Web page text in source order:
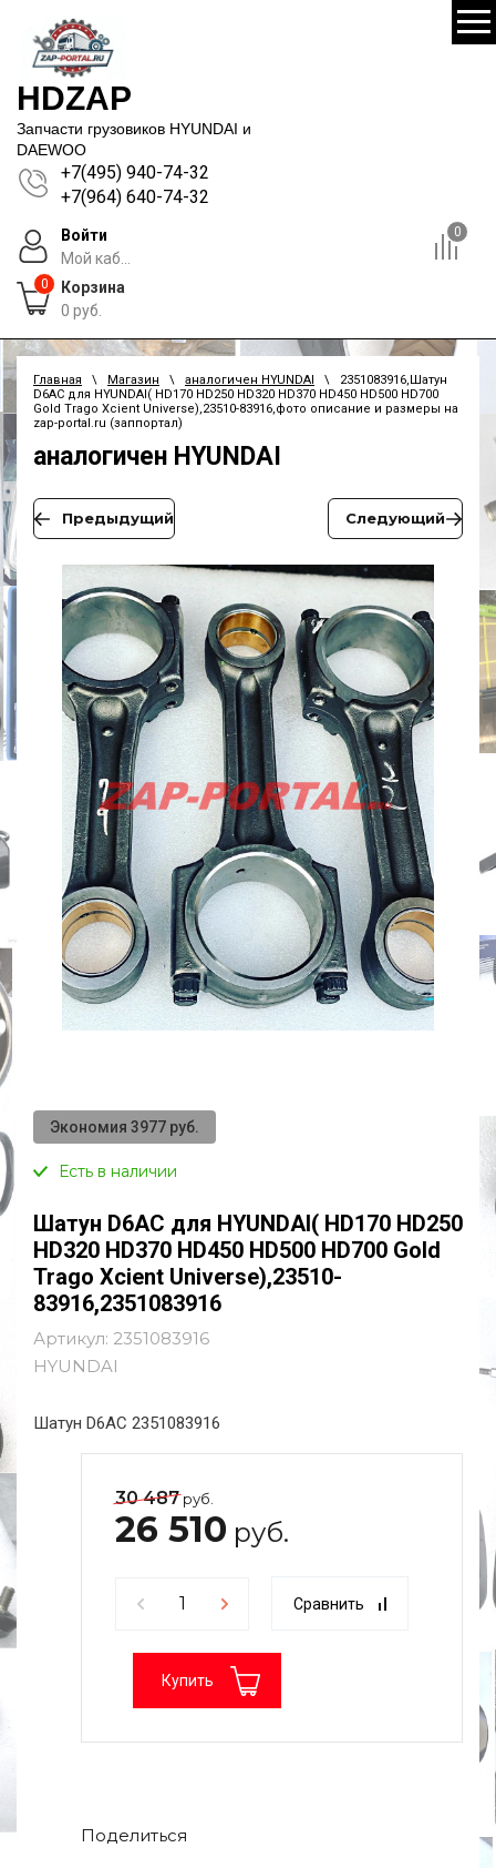
HDZAP
Запчасти грузовиков HYUNDAI и
DAEWOO
+7(495) 940-74-32
+7(964) 640-74-32
Войти
Мой каб...
0
0
Корзина
0 руб.
Главная \ Магазин \ аналогичен HYUNDAI
\ 2351083916,Шатун
D6AC для HYUNDAI( HD170 HD250 HD320 HD370 HD450 HD500 HD700
Gold Trago Xcient Universe),23510-83916,фото описание и размеры на
zap-portal.ru (заппортал)
аналогичен HYUNDAI
Предыдущий Следующий
Экономия 3977 руб.
Есть в наличии
Шатун D6AC для HYUNDAI( HD170 HD250
HD320 HD370 HD450 HD500 HD700 Gold
Trago Xcient Universe),23510-
83916,2351083916
Артикул: 2351083916
HYUNDAI
Шатун D6AC 2351083916
30 487руб.
26 510 руб.
Сравнить
Купить
Поделиться